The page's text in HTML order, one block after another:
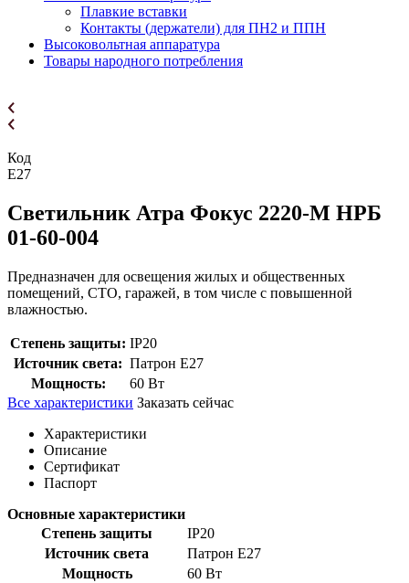
Плавкие вставки
Контакты (держатели) для ПН2 и ППН
Высоковольтная аппаратура
Товары народного потребления
Код
E27
Светильник Атра Фокус 2220-М НРБ
01-60-004
Предназначен для освещения жилых и общественных
помещений, СТО, гаражей, в том числе с повышенной
влажностью.
Степень защиты: IP20
Источник света: Патрон Е27
Мощность:
60 Вт
Все характеристики Заказать сейчас
Характеристики
Описание
Сертификат
Паспорт
Основные характеристики
Степень защиты
IP20
Источник света
Патрон Е27
Мощность
60 Вт